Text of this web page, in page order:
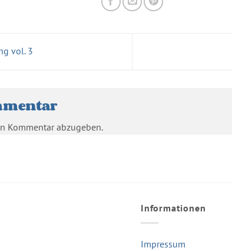
vol. 3
Kommentar abzugeben.
Informationen
Impressum